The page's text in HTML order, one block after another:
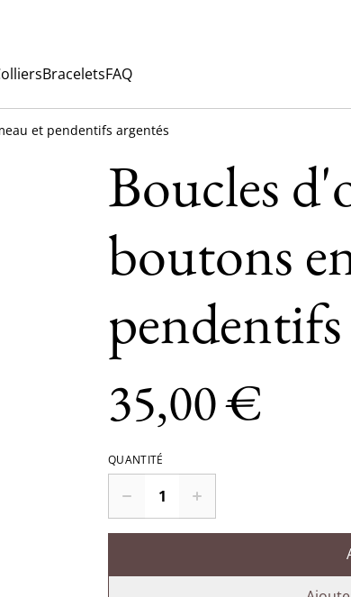
BraceletsFAQ
et pendentifs argentés
Boucles
boutons
pendentifs
35,00 €
QUANTITÉ